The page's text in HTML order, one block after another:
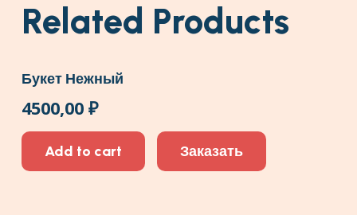
Related Products
Букет Нежный
4500,00 ₽
Add to cart Заказать